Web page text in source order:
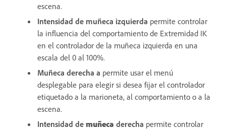
escena.
Intensidad de muñeca izquierda permite controlar
la influencia del comportamiento de Extremidad IK
en el controlador de la muñeca izquierda en una
escala del 0 al 100%.
Muñeca derecha a permite usar el menú
desplegable para elegir si desea fijar el controlador
etiquetado a la marioneta, al comportamiento o a la
escena.
Intensidad de muñeca derecha permite controlar